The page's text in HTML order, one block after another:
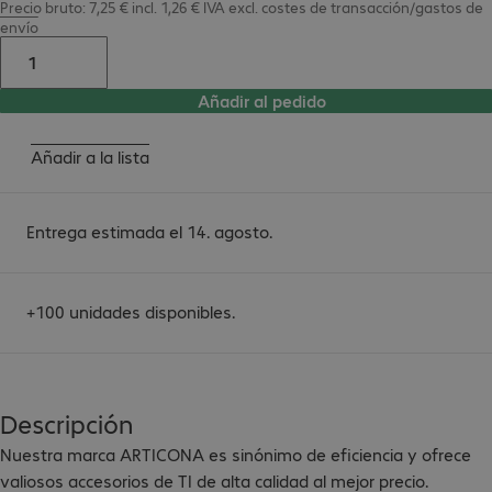
Precio bruto: 7,25 € incl. 1,26 € IVA excl. costes de transacción/gastos de
envío
Añadir al pedido
Añadir a la lista
Entrega estimada el 14. agosto.
+100 unidades disponibles.
Descripción
Nuestra marca ARTICONA es sinónimo de eficiencia y ofrece
valiosos accesorios de TI de alta calidad al mejor precio.